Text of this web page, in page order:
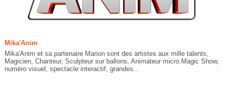
Mika'Anim
Mika'Anim et sa partenaire Marion sont des artistes aux mille talents,
Magicien, Chanteur, Sculpteur sur ballons, Animateur micro.Magic Show,
numéro visuel, spectacle interactif, grandes...